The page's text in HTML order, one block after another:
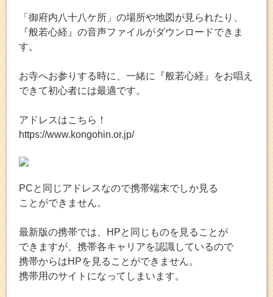
「御府内八十八ケ所」の場所や地図が見られたり、
『般若心経』の音声ファイルがダウンロードできま
す。
お寺へお参りする時に、一緒に『般若心経』をお唱え
できて初心者には最適です。
アドレスはこちら！
https://www.kongohin.or.jp/
PCと同じアドレスなので携帯端末でしか見る
ことができません。
最新版の携帯では、HPと同じものを見ることが
できますが、携帯各キャリアを認識しているので
携帯からはHPを見ることができません。
携帯用のサイトになってしまいます。